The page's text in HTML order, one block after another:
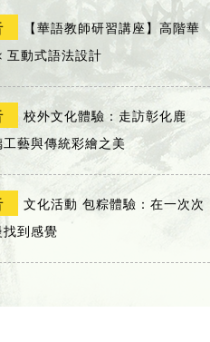
【華語教師研習講座】高階華
互動式語法設計
校外文化體驗：走訪彰化鹿
藝與傳統彩繪之美
文化活動 包粽體驗：在一次次
到感覺